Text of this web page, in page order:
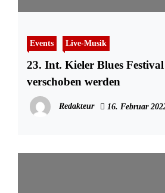
Events Live-Musik
23. Int. Kieler Blues Festival muß
verschoben werden
Redakteur 16. Februar